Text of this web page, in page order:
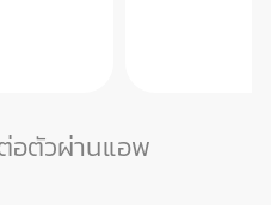
อตัวผ่านแอพ